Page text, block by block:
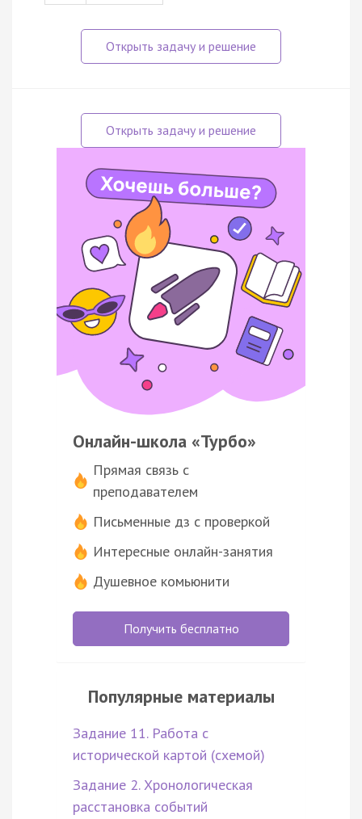
Онлайн-школа «Турбо»
Прямая связь с
преподавателем
Письменные дз с проверкой
Интересные онлайн-занятия
Душевное комьюнити
Получить бесплатно
Популярные материалы
Задание 11. Работа с
исторической картой (схемой)
Задание 2. Хронологическая
расстановка событий